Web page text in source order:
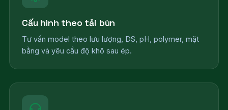
Cấu hình theo tải bùn
Tư vấn model theo lưu lượng, DS, pH, polymer, mặt
bằng và yêu cầu độ khô sau ép.